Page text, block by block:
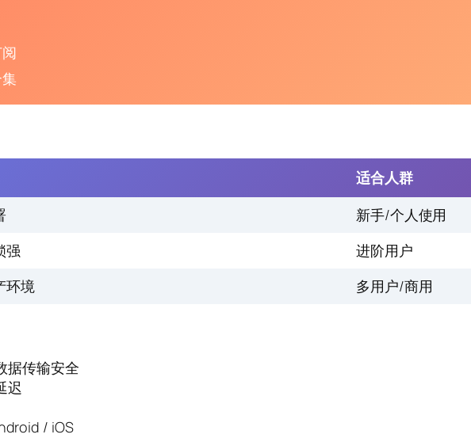
适合人群
新手/个人使用
强
进阶用户
环境 多用户/商用
据传输安全
迟
/ iOS